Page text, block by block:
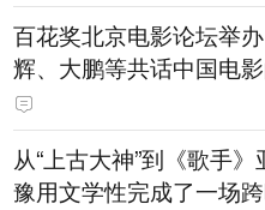
百花奖北京电影论坛举
辉、大鹏等共话中国电
构
从“上古大神”到《歌手
豫用文学性完成了一场